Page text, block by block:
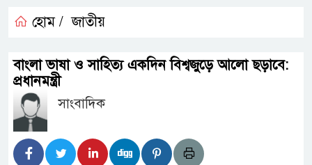
আহ্বান
মিলল মাইক্রোপ্লাস্টিক, বেশি কই মাছে
বাড়ীর মোঃ আঃ খালেকের ইন্তেকাল
হোম / জাতীয়
বাংলা ভাষা ও সাহিত্য একদিন বিশ্বজুড়ে আলো ছড়াবে:
প্রধানমন্ত্রী
সাংবাদিক